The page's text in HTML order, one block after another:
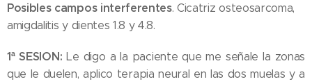
Posibles campos interferentes. Cicatriz osteosarcoma,
amigdalitis y dientes 1.8 y 4.8.
1ª SESION: Le digo a la paciente que me señale la zonas
que le duelen, aplico terapia neural en las dos muelas y a